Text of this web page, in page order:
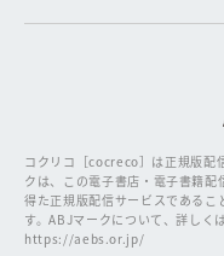
コクリコ［cocreco］は正規版配
クは、この電子書店・電子書籍
得た正規版配信サービスである
す。ABJマークについて、詳しく
https://aebs.or.jp/